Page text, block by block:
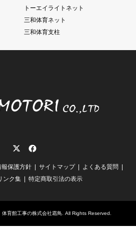
トーエイライトネット
三和体育ネット
三和体育支柱
報保護方針 サイトマップ
よくある質問
ンク集 特定商取引法の表示
育館工事の株式会社霜鳥 . All Rights Reserved.